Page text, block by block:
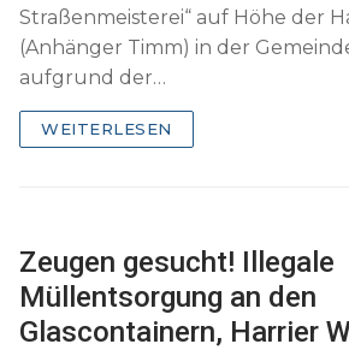
Straßenmeisterei“ auf Höhe der
(Anhänger Timm) in der
aufgrund der…
WEITERLESEN
Zeugen gesucht! Illegale
Müllentsorgung an den
Glascontainern, Harrier